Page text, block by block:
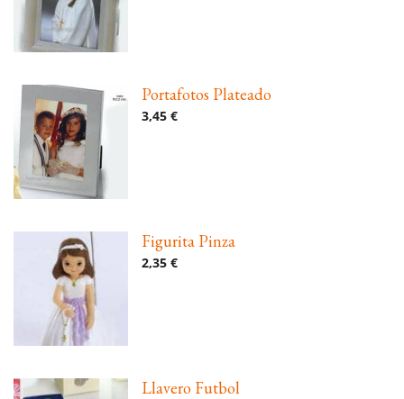
Portafotos Plateado
3,45 €
Figurita Pinza
2,35 €
Llavero Futbol